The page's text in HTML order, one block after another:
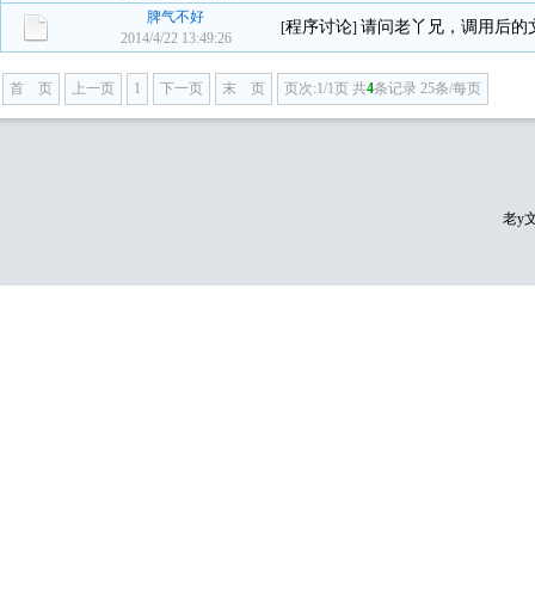
脾气不好
2014/4/22 13:49:26
[程序讨论] 请问老丫兄，调用后的
首 页 上一页 1 下一页 末 页 页次:1/1页 共4条记录 25条/每页
老y